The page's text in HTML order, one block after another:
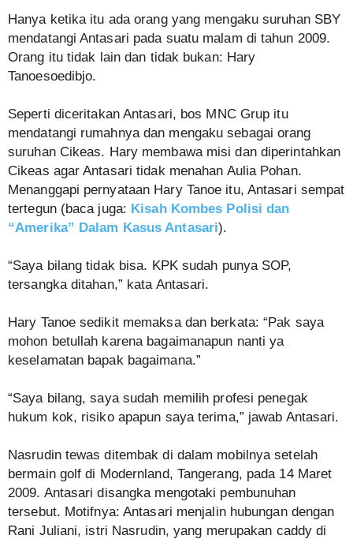
Hanya ketika itu ada orang yang mengaku suruhan SBY
mendatangi Antasari pada suatu malam di tahun 2009.
Orang itu tidak lain dan tidak bukan: Hary
Tanoesoedibjo.
Seperti diceritakan Antasari, bos MNC Grup itu
mendatangi rumahnya dan mengaku sebagai orang
suruhan Cikeas. Hary membawa misi dan diperintahkan
Cikeas agar Antasari tidak menahan Aulia Pohan.
Menanggapi pernyataan Hary Tanoe itu, Antasari sempat
tertegun (baca juga: Kisah Kombes Polisi dan
“Amerika” Dalam Kasus Antasari).
“Saya bilang tidak bisa. KPK sudah punya SOP,
tersangka ditahan,” kata Antasari.
Hary Tanoe sedikit memaksa dan berkata: “Pak saya
mohon betullah karena bagaimanapun nanti ya
keselamatan bapak bagaimana.”
“Saya bilang, saya sudah memilih profesi penegak
hukum kok, risiko apapun saya terima,” jawab Antasari.
Nasrudin tewas ditembak di dalam mobilnya setelah
bermain golf di Modernland, Tangerang, pada 14 Maret
2009. Antasari disangka mengotaki pembunuhan
tersebut. Motifnya: Antasari menjalin hubungan dengan
Rani Juliani, istri Nasrudin, yang merupakan caddy di